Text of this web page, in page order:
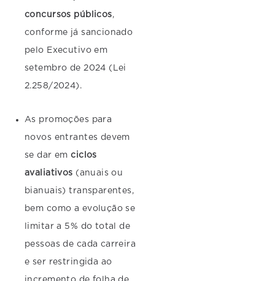
concursos públicos,
conforme já sancionado
pelo Executivo em
setembro de 2024 (Lei
2.258/2024).
As promoções para
novos entrantes devem
se dar emciclos
avaliativos (anuais ou
bianuais) transparentes,
bem como a evolução se
limitar a 5% do total de
pessoas de cada carreira
e ser restringida ao